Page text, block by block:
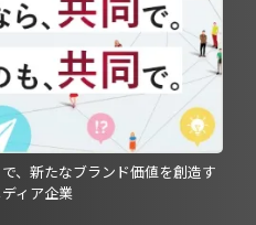
、新たなブランド価値を創造す
ィア企業